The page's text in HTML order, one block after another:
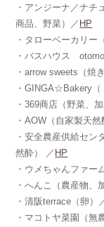
・アンジーナ／ナチ
商品、野菜）／ HP
・タローベーカリー
・バスハウス
・arrow sweets（焼
・GINGA☆Bakery（
・369商店（野菜、
・AOW（自家製天
・安全農産供給セン
然酔） ／ HP
・ウメちゃんファー
・へんこ（農産物、
・清阪terrace（卵）
・マコトヤ菜園（無